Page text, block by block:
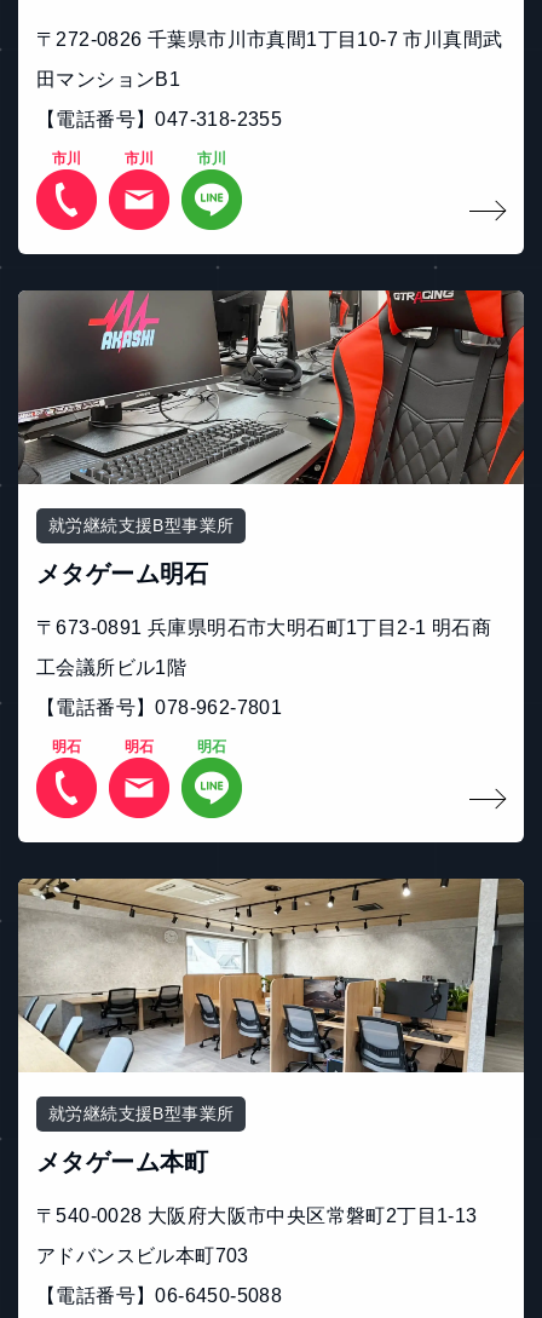
〒272-0826 千葉県市川市真間1丁目10-7 市川真間武
田マンションB1
【電話番号】047-318-2355
市川 市川 市川
就労継続支援B型事業所
メタゲーム明石
〒673-0891 兵庫県明石市大明石町1丁目2-1 明石商
工会議所ビル1階
【電話番号】078-962-7801
明石 明石 明石
就労継続支援B型事業所
メタゲーム本町
〒540-0028 大阪府大阪市中央区常磐町2丁目1-13
アドバンスビル本町703
【電話番号】06-6450-5088